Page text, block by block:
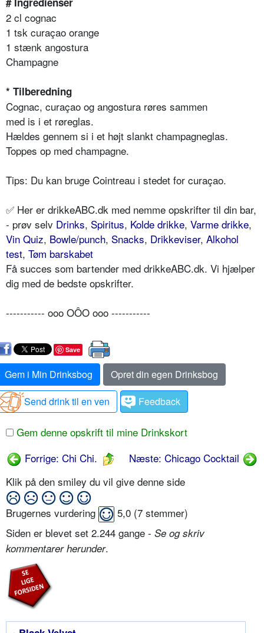
2 cl cognac
1 tsk curaçao orange
1 stænk angostura
Champagne
* Tilberedning
Cognac, curaçao og angostura røres sammen
med is i et røreglas.
Hældes gennem si i et højt slankt champagneglas.
Toppes op med champagne.
Tips: Du kan bruge Cointreau i stedet for curaçao.
✅ Her er drikkeABC.dk med nemme opskrifter til din bar,
- prøv selv Drinks, Spiritus, Kolde drikke, Varme drikke,
Vin Quiz, Bowle/punch, Snacks, Drikkeviser, Alkohol
test, Tøm barskabet
Få succes som bartender med drikkeABC.dk. Vi hjælper
dig med de bedste opskrifter.
----------- ooo OÔO ooo -----------
Save
Gem i Min Drinksbog
Opret din egen Drinksbog
Send drink til en ven
Feedback
Gem denne opskrift til mine Drinkskort
Forrige: Chi Chi.
Næste: Chicago Cocktail
Klik på den smiley du vil give denne side
Brugernes vurdering 5,0 (7 stemmer)
Siden er blevet set 2.244 gange - Se og skriv
kommentarer herunder.